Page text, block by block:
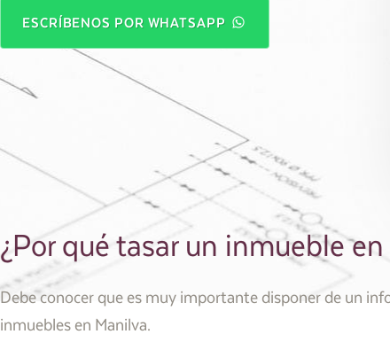
ESCRÍBENOS POR WHATSAPP
¿Por qué tasar un inmueble
Debe conocer que es muy importante disponer de un
inmuebles en Manilva.